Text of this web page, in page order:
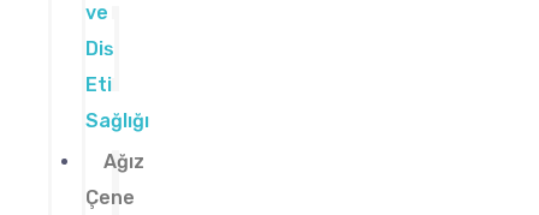
ve
Diş
Eti
Sağlığı
Ağız
Çene